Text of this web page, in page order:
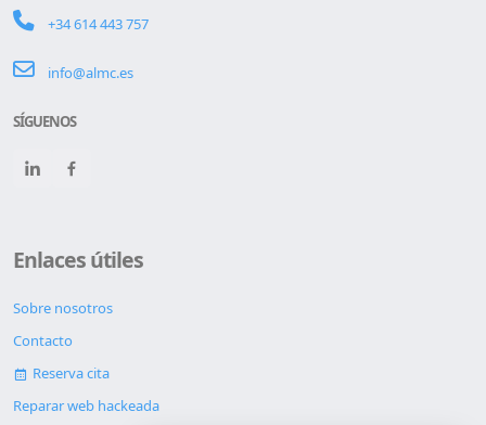
+34 614 443 757
info@almc.es
SÍGUENOS
Enlaces útiles
Sobre nosotros
Contacto
Reserva cita
Reparar web hackeada